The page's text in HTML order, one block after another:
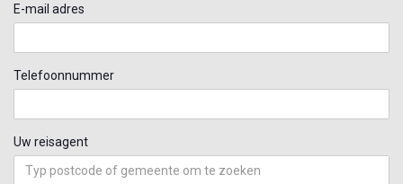
E-mail adres
Telefoonnummer
Uw reisagent